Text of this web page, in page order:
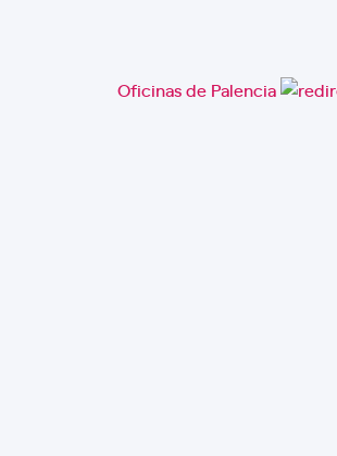
Oficinas de Palencia